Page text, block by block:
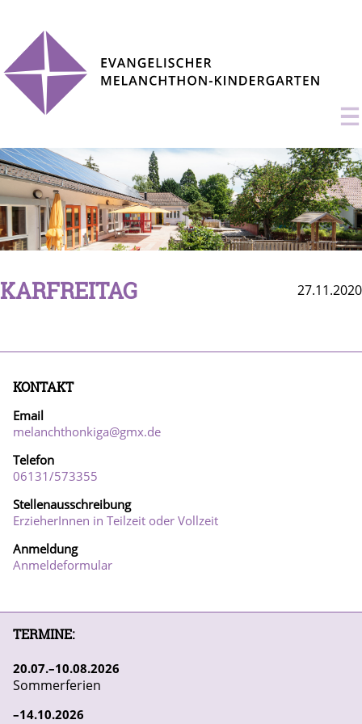
KARFREITAG 27.11.2020
KONTAKT
Email
melanchthonkiga@gmx.de
Telefon
06131/573355
Stellenausschreibung
ErzieherInnen in Teilzeit oder Vollzeit
Anmeldung
Anmeldeformular
TERMINE:
20 07 10 08 2026
Sommerferien
14 10 2026